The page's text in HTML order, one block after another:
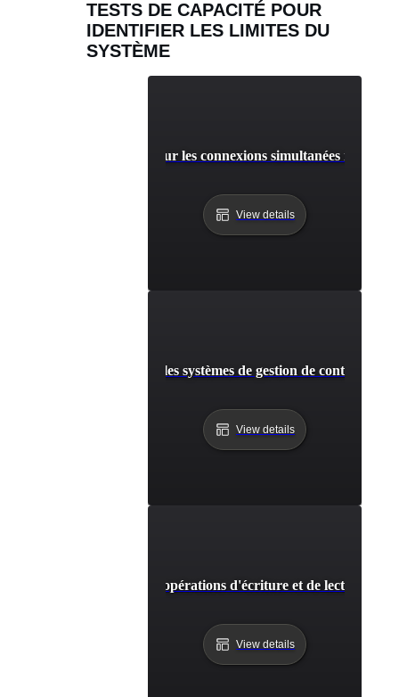
TESTS DE CAPACITÉ POUR
IDENTIFIER LES LIMITES DU
SYSTÈME
Test de capacité pour les connexions simultanées
View details
Capacité de test pour les systèmes de gestion de contenu
View details
Capacité de test pour les opérations d'écriture et de lecture de la
View details